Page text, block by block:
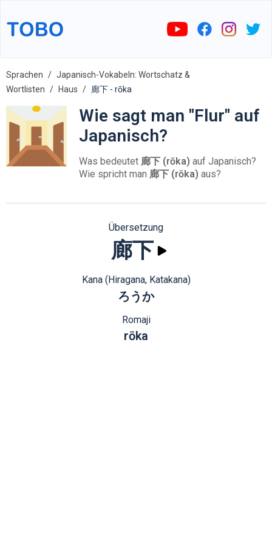
Sprachen
Japanisch-Vokabeln: Wortschatz &
Wortlisten
Haus 廊下 - rōka
Wie sagt man "Flur" auf
Japanisch?
Was bedeutet 廊下 (rōka) auf Japanisch?
Wie spricht man 廊下 (rōka) aus?
Übersetzung
廊下
Kana (Hiragana, Katakana)
ろうか
Romaji
rōka